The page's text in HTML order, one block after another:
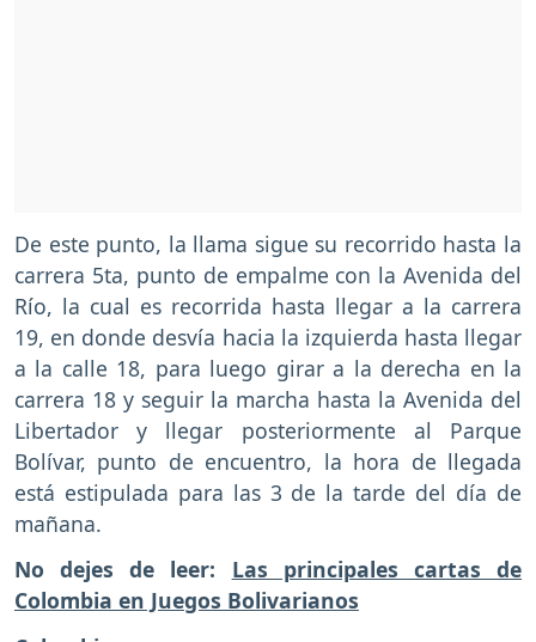
De este punto, la llama sigue su recorrido hasta la
carrera 5ta, punto de empalme con la Avenida del
Río, la cual es recorrida hasta llegar a la carrera
19, en donde desvía hacia la izquierda hasta llegar
a la calle 18, para luego girar a la derecha en la
carrera 18 y seguir la marcha hasta la Avenida del
Libertador y llegar posteriormente al Parque
Bolívar, punto de encuentro, la hora de llegada
está estipulada para las 3 de la tarde del día de
mañana.
No dejes de leer: Las principales cartas de
Colombia en Juegos Bolivarianos